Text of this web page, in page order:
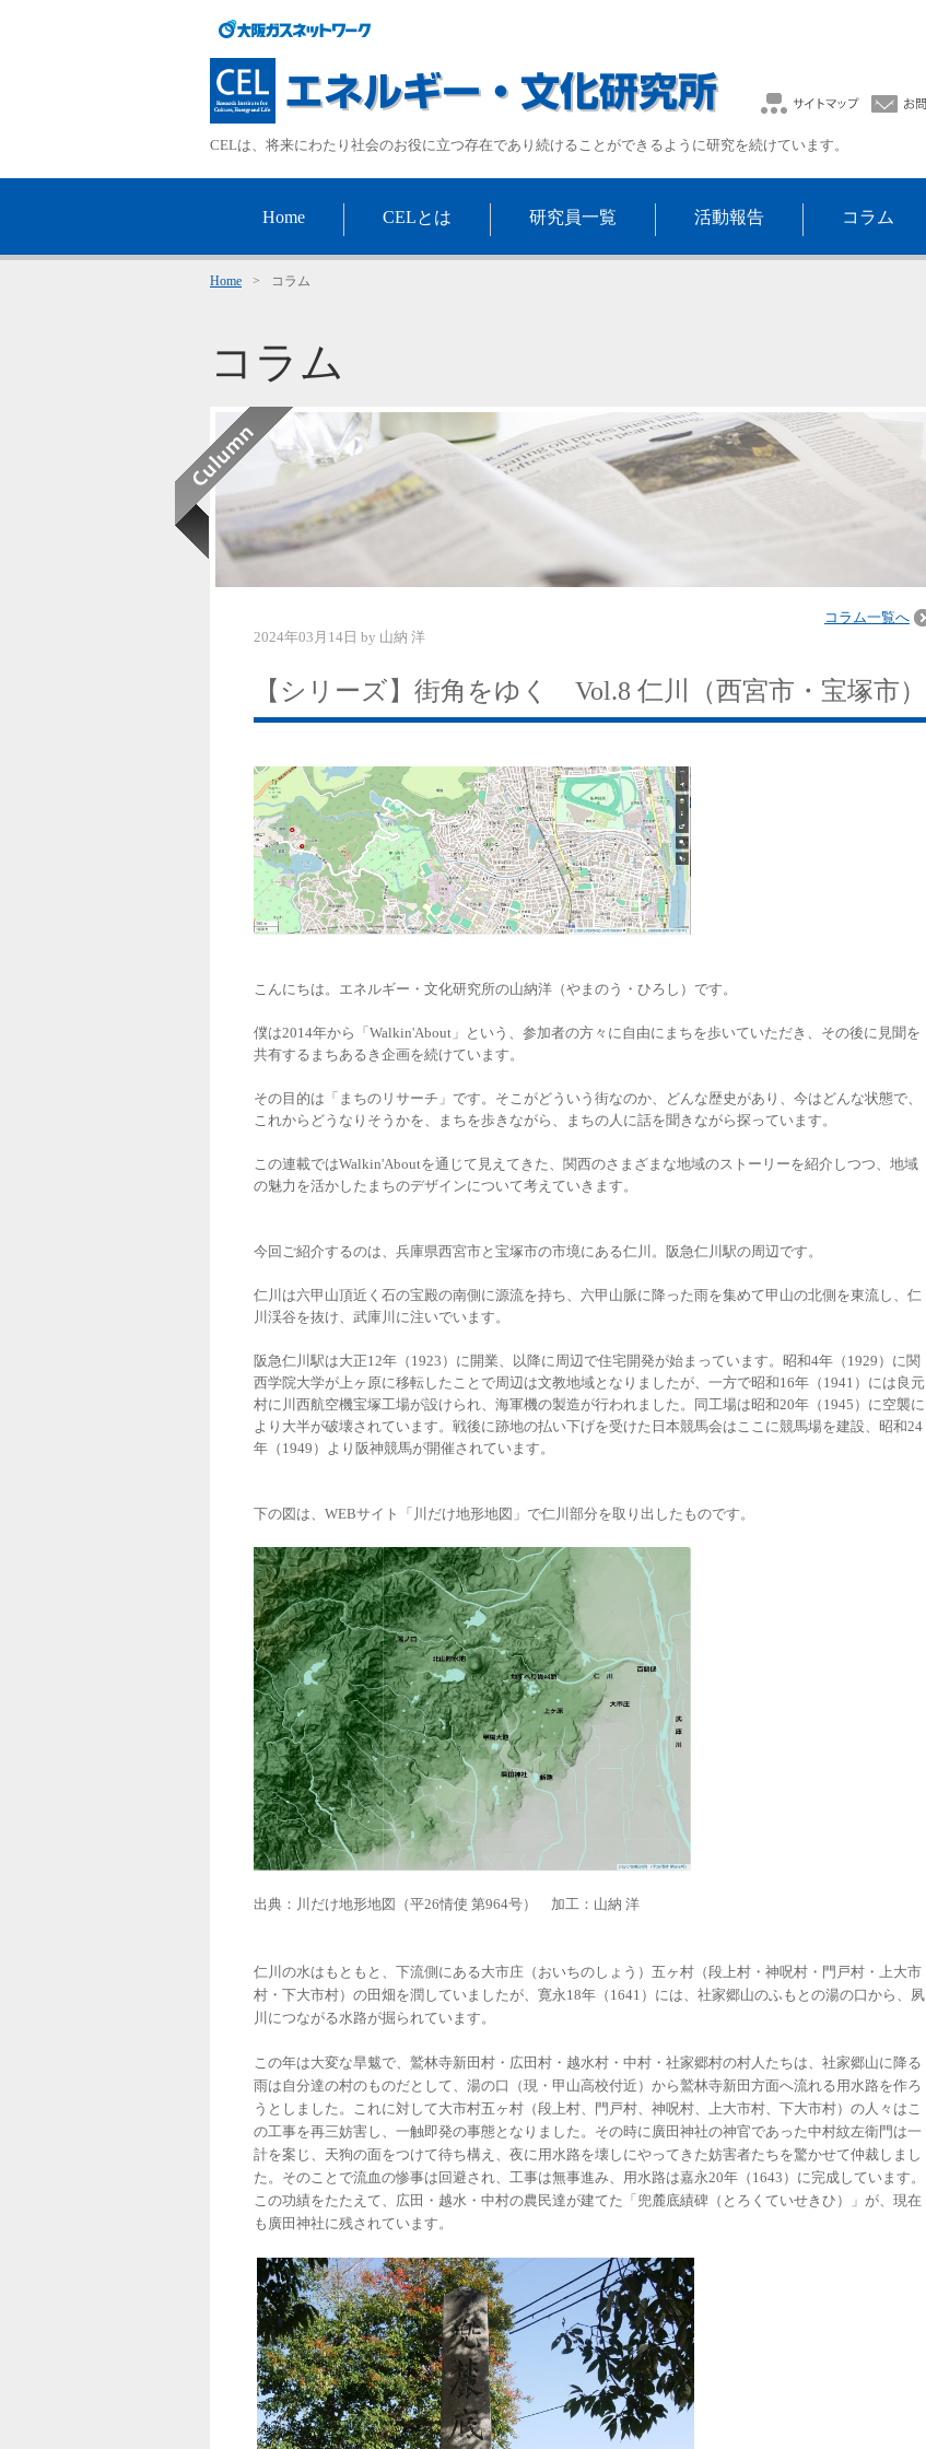
CELは、将来にわたり社会のお役に立つ存在であり続けることができるように研究を続けています。
Home CELとは 研究員一覧 活動報告 コラム
Home > コラム
コラム
コラム一覧へ
2024年03月14日 by 山納 洋
【シリーズ】街角をゆく Vol.8 仁川（西宮市・宝塚市）
こんにちは。エネルギー・文化研究所の山納洋（やまのう・ひろし）です。
僕は2014年から「Walkin'About」という、参加者の方々に自由にまちを歩いていただき、その後に見聞を
共有するまちあるき企画を続けています。
その目的は「まちのリサーチ」です。そこがどういう街なのか、どんな歴史があり、今はどんな状態で、
これからどうなりそうかを、まちを歩きながら、まちの人に話を聞きながら探っています。
この連載ではWalkin'Aboutを通じて見えてきた、関西のさまざまな地域のストーリーを紹介しつつ、地域
の魅力を活かしたまちのデザインについて考えていきます。
今回ご紹介するのは、兵庫県西宮市と宝塚市の市境にある仁川。阪急仁川駅の周辺です。
仁川は六甲山頂近く石の宝殿の南側に源流を持ち、六甲山脈に降った雨を集めて甲山の北側を東流し、仁
川渓谷を抜け、武庫川に注いでいます。
阪急仁川駅は大正12年（1923）に開業、以降に周辺で住宅開発が始まっています。昭和4年（1929）に関
西学院大学が上ヶ原に移転したことで周辺は文教地域となりましたが、一方で昭和16年（1941）には良元
村に川西航空機宝塚工場が設けられ、海軍機の製造が行われました。同工場は昭和20年（1945）に空襲に
より大半が破壊されています。戦後に跡地の払い下げを受けた日本競馬会はここに競馬場を建設、昭和24
年（1949）より阪神競馬が開催されています。
下の図は、WEBサイト「川だけ地形地図」で仁川部分を取り出したものです。
出典：川だけ地形地図（平26情使 第964号） 加工：山納 洋
仁川の水はもともと、下流側にある大市庄（おいちのしょう）五ヶ村（段上村・神呪村・門戸村・上大市
村・下大市村）の田畑を潤していましたが、寛永18年（ 1641 ）には、社家郷山のふもとの湯の口から、夙
川につながる水路が掘られています。
この年は大変な旱魃で、鷲林寺新田村・広田村・越水村・中村・社家郷村の村人たちは、社家郷山に降る
雨は自分達の村のものだとして、湯の口（現・甲山高校付近）から鷲林寺新田方面へ流れる用水路を作ろ
うとしました。これに対して大市村五ヶ村（段上村、門戸村、神呪村、上大市村、下大市村）の人々はこ
の工事を再三妨害し、一触即発の事態となりました。その時に廣田神社の神官であった中村紋左衛門は一
計を案じ、天狗の面をつけて待ち構え、夜に用水路を壊しにやってきた妨害者たちを驚かせて仲裁しまし
た。そのことで流血の惨事は回避され、工事は無事進み、用水路は嘉永20年（ 1643 ）に完成しています。
この功績をたたえて、広田・越水・中村の農民達が建てた「兜麓底績碑（とろくていせきひ）」が、現在
も廣田神社に残されています。